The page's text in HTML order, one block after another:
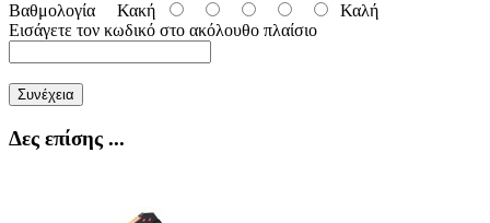
Βαθμολογία Κακή
Καλή
Εισάγετε τον κωδικό στο ακόλουθο πλαίσιο
Συνέχεια
Δες επίσης ...